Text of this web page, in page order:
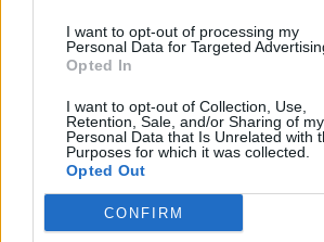
I want to opt-out of processing my
Personal Data for Targeted
Opted In
I want to opt-out of Collection, Use,
Retention, Sale, and/or Sharing of my
Personal Data that Is Unrelated with
Purposes for which it was collected.
Opted Out
CONFIRM
Magliano Alpi (61)
Mango (26)
Manta (55)
Marene (74)
Margarita (15)